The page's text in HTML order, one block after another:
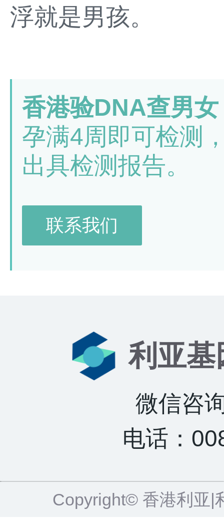
浮就是男孩。
香港验DNA查男
孕满4周即可检测
出具检测报告。
联系我们
利亚基
微信咨
电话：
Copyright© 香港利亚|